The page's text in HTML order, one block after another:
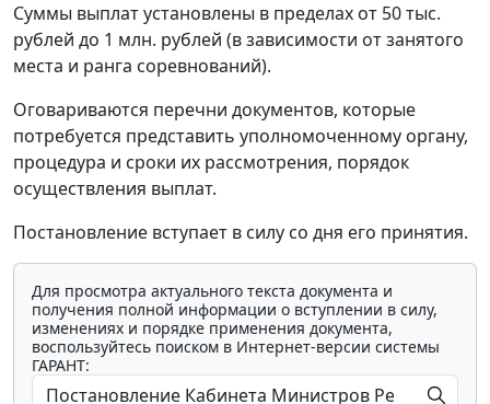
Суммы выплат установлены в пределах от 50 тыс.
рублей до 1 млн. рублей (в зависимости от занятого
места и ранга соревнований).
Оговариваются перечни документов, которые
потребуется представить уполномоченному органу,
процедура и сроки их рассмотрения, порядок
осуществления выплат.
Постановление вступает в силу со дня его принятия.
Для просмотра актуального текста документа и
получения полной информации о вступлении в силу,
изменениях и порядке применения документа,
воспользуйтесь поиском в Интернет-версии системы
ГАРАНТ: